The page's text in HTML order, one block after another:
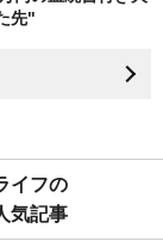
先"
イフの
気記事